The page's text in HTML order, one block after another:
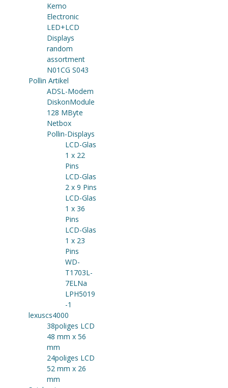
Kemo
Electronic
LED+LCD
Displays
random
assortment
N01CG S043
Pollin Artikel
ADSL-Modem
DiskonModule
128 MByte
Netbox
Pollin-Displays
LCD-Glas
1 x 22
Pins
LCD-Glas
2 x 9 Pins
LCD-Glas
1 x 36
Pins
LCD-Glas
1 x 23
Pins
WD-
T1703L-
7ELNa
LPH5019
-1
lexuscs4000
38poliges LCD
48 mm x 56
mm
24poliges LCD
52 mm x 26
mm